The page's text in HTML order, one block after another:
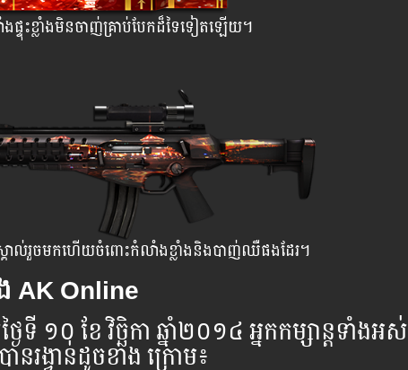
ងផ្ទុះខ្លាំងមិនចាញ់គ្រាប់បែកដ៏ទៃទៀតឡើយ។
ប់ស្គាល់រួចមកហើយចំពោះកំលាំងខ្លាំងនិងបាញ់ឈឺផងដែរ។
AK Online
ទី ១០ ខែ វិច្ឆិកា ឆ្នាំ​២០១៤ អ្នក​កម្សាន្ដ​ទាំងអស់​
រង្វាន់​ដូចខាង ​ក្រោម​៖